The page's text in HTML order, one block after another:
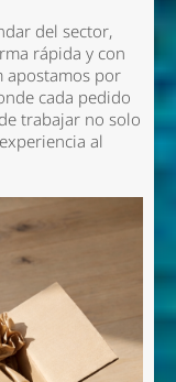
del sector,
rápida y con
apostamos por
cada pedido
trabajar no solo
al